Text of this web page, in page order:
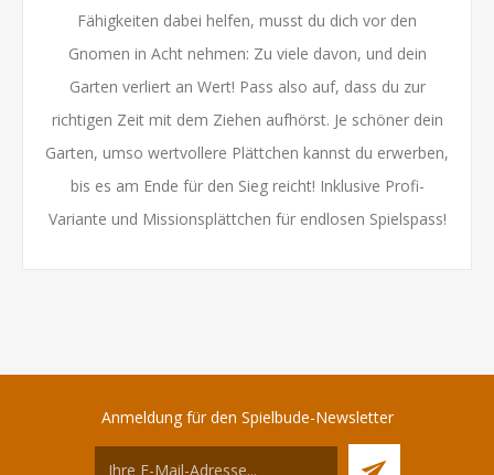
Fähigkeiten dabei helfen, musst du dich vor den
Gnomen in Acht nehmen: Zu viele davon, und dein
Garten verliert an Wert! Pass also auf, dass du zur
richtigen Zeit mit dem Ziehen aufhörst. Je schöner dein
Garten, umso wertvollere Plättchen kannst du erwerben,
bis es am Ende für den Sieg reicht! Inklusive Profi-
Variante und Missionsplättchen für endlosen Spielspass!
Anmeldung für den Spielbude-Newsletter